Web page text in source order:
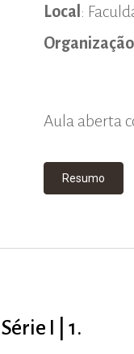
Local :
Organização
Aula aberta
Resumo
I | 1.